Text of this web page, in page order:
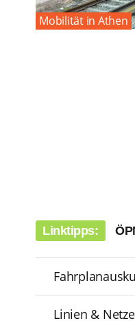
Mobilität in Athen
Linktipps:
Linien &